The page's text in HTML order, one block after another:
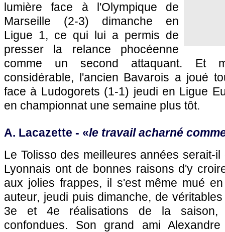
lumière face à l'Olympique de
Marseille (2-3) dimanche en
Ligue 1, ce qui lui a permis de
presser la relance phocéenne
comme un second attaquant. Et
considérable, l'ancien Bavarois a joué
face à Ludogorets (1-1) jeudi en Ligue
en championnat une semaine plus tôt.
A. Lacazette - «le travail acharné
Le Tolisso des meilleures années serait-
Lyonnais ont de bonnes raisons d'y
aux jolies frappes, il s'est même mué
auteur, jeudi puis dimanche, de
3e et 4e réalisations de la saison,
confondues. Son grand ami